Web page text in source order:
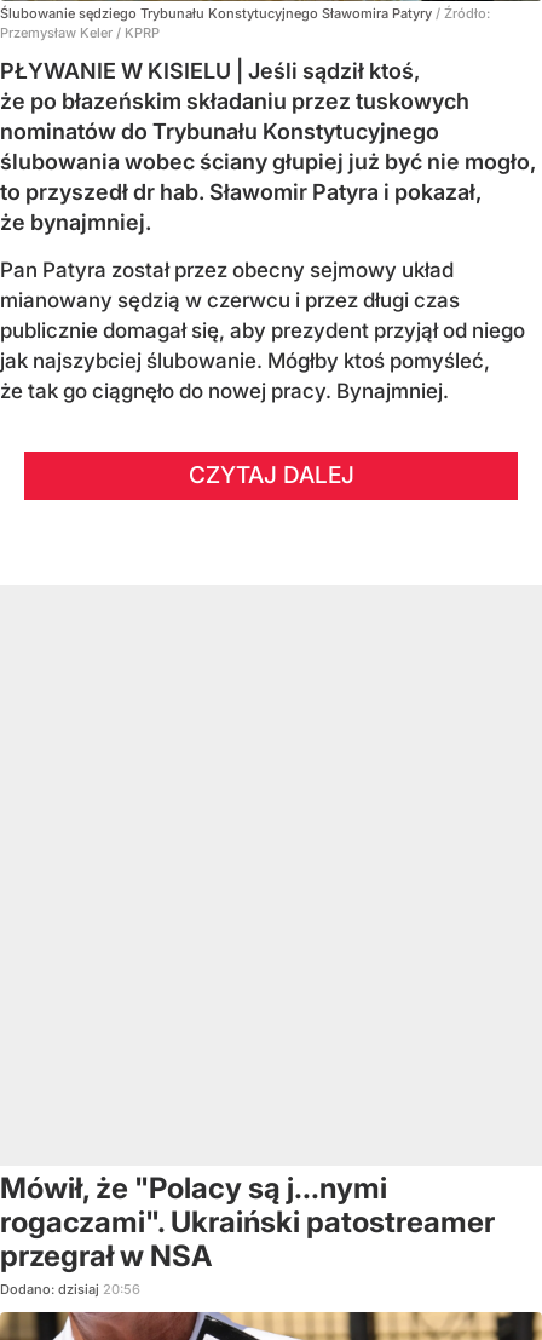
Ślubowanie sędziego Trybunału Konstytucyjnego Sławomira Patyry / Źródło:
Przemysław Keler / KPRP
PŁYWANIE W KISIELU | Jeśli sądził ktoś,
że po błazeńskim składaniu przez tuskowych
nominatów do Trybunału Konstytucyjnego
ślubowania wobec ściany głupiej już być nie mogło,
to przyszedł dr hab. Sławomir Patyra i pokazał,
że bynajmniej.
Pan Patyra został przez obecny sejmowy układ
mianowany sędzią w czerwcu i przez długi czas
publicznie domagał się, aby prezydent przyjął od niego
jak najszybciej ślubowanie. Mógłby ktoś pomyśleć,
że tak go ciągnęło do nowej pracy. Bynajmniej.
CZYTAJ DALEJ
Mówił, że "Polacy są j...nymi
rogaczami". Ukraiński patostreamer
przegrał w NSA
Dodano: dzisiaj 20:56